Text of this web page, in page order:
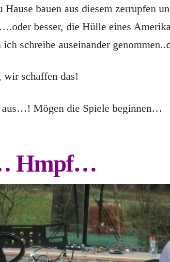
bauen aus diesem zerrupfen
besser, die Hülle eines
schreibe auseinander
wir schaffen das!
Mögen die Spiele beginnen…
Hmpf…